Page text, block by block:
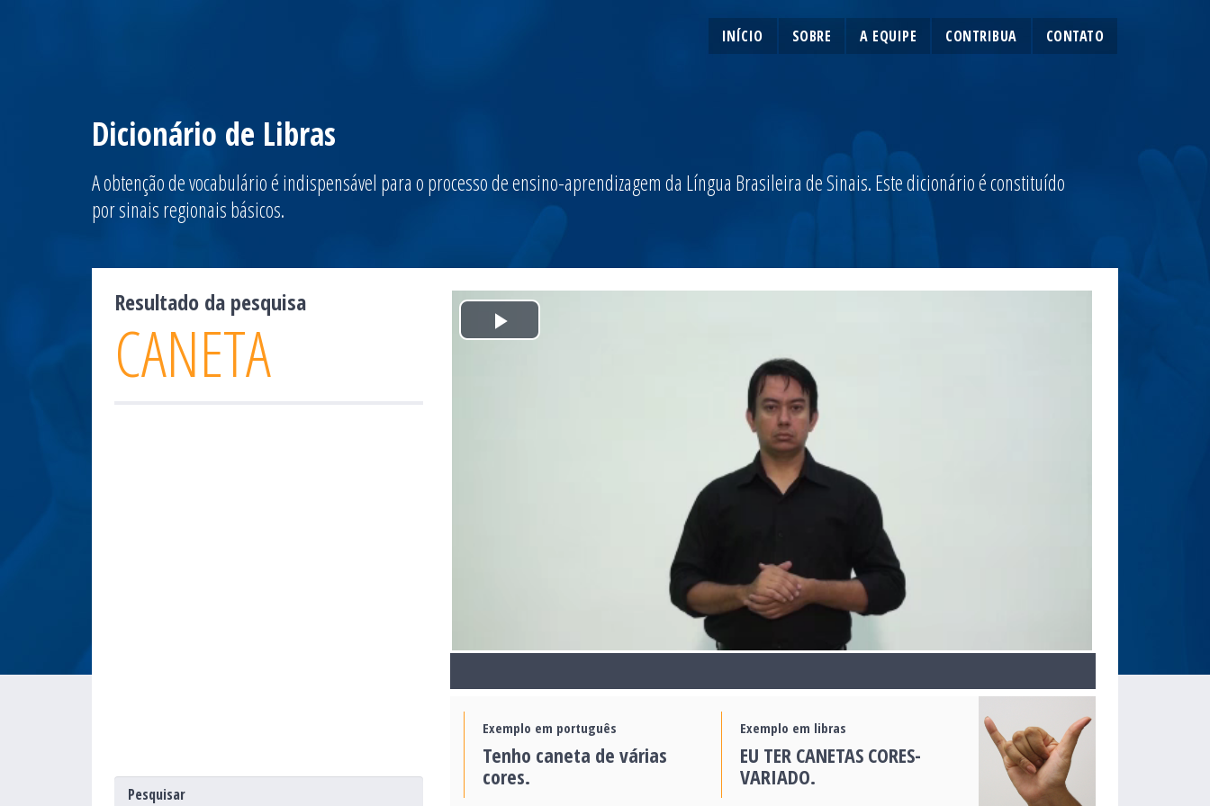
INÍCIO SOBRE A EQUIPE CONTRIBUA CONTATO
Dicionário de Libras
A obtenção de vocabulário é indispensável para o processo de ensino-aprendizagem da Língua Brasileira de Sinais. Este dicionário é constituído
por sinais regionais básicos.
Play
Exemplo em português
Tenho caneta de várias
cores.
Exemplo em libras
EU TER CANETAS CORES-
VARIADO.
Resultado da pesquisa
CANETA